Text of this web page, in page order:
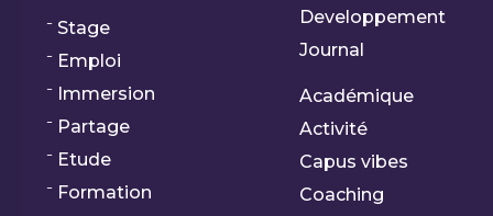
Stage
Emploi
Immersion
Partage
Etude
Formation
Developpement
Journal
Académique
Activité
Capus vibes
Coaching